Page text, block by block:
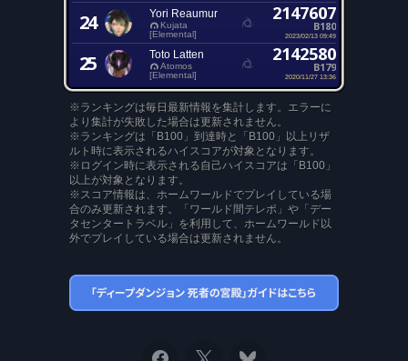
24 Yori Reaumur
Kujata
[Elemental]
2147607
B180
2023/02/13 09:49
25 Toto Latten
Atomos
[Elemental]
2142580
B179
2020/11/27 13:36
※ランキングは毎日最新情報を集計します。エラーに
より集計が失敗した場合は更新されません。
※ランキングは「B100」到達時と「B100」以上リザ
ルト時に表示されるハイスコアが対象となります。
※ログイン時に表示される自己ハイスコアは「B100」
以上が対象となります。
※スコア情報は、ホームワールドでプレイしている場
合のみ更新されます。「ワールド間テレポ」や「デー
タセンタートラベル」を利用して、ホームワールド以
外でプレイしている場合は更新されません。